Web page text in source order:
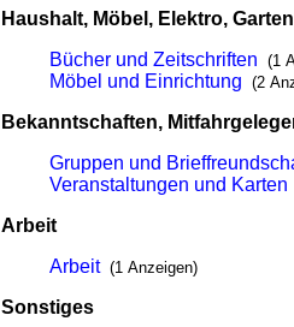
Haushalt, Möbel, Elektro, Garten
Bücher und Zeitschriften (1
Möbel und Einrichtung (2
Bekanntschaften,
Gruppen und
Veranstaltungen und Karten
Arbeit
Arbeit (1 Anzeigen)
Sonstiges